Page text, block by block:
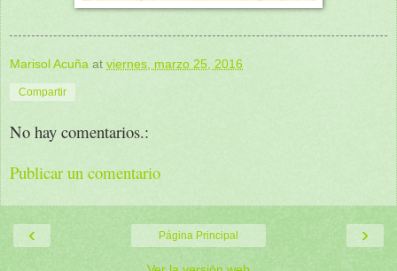
Marisol Acuña at viernes, marzo 25, 2016
Compartir
No hay comentarios.:
Publicar un comentario
‹ ›
Página Principal